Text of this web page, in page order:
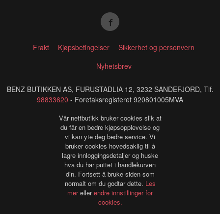
Frakt Kjøpsbetingelser
Sikkerhet og personvern
Nyhetsbrev
BENZ BUTIKKEN AS, FURUSTADLIA 12, 3232 SANDEFJORD, Tlf.
98833620 - Foretaksregisteret 920801005MVA
Vår nettbutikk bruker cookies slik at
du får en bedre kjøpsopplevelse og
vi kan yte deg bedre service. Vi
bruker cookies hovedsaklig til å
lagre innloggingsdetaljer og huske
hva du har puttet i handlekurven
din. Fortsett å bruke siden som
normalt om du godtar dette. Les
merellerendre innstillinger for
cookies.